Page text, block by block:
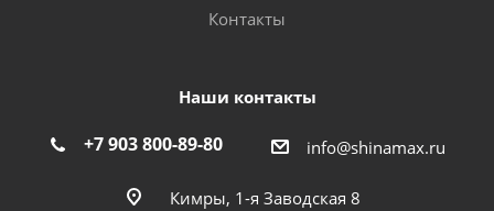
Контакты
Наши контакты
+7 903 800-89-80 info@shinamax.ru
Кимры, 1-я Заводская 8